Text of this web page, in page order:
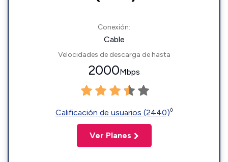
Conexión:
Cable
Velocidades de descarga de hasta
2000Mbps
Calificación de usuarios (2440)◊
Ver Planes